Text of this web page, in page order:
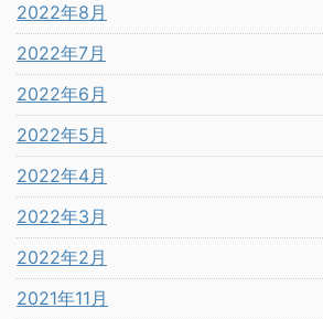
2022年8月
2022年7月
2022年6月
2022年5月
2022年4月
2022年3月
2022年2月
2021年11月